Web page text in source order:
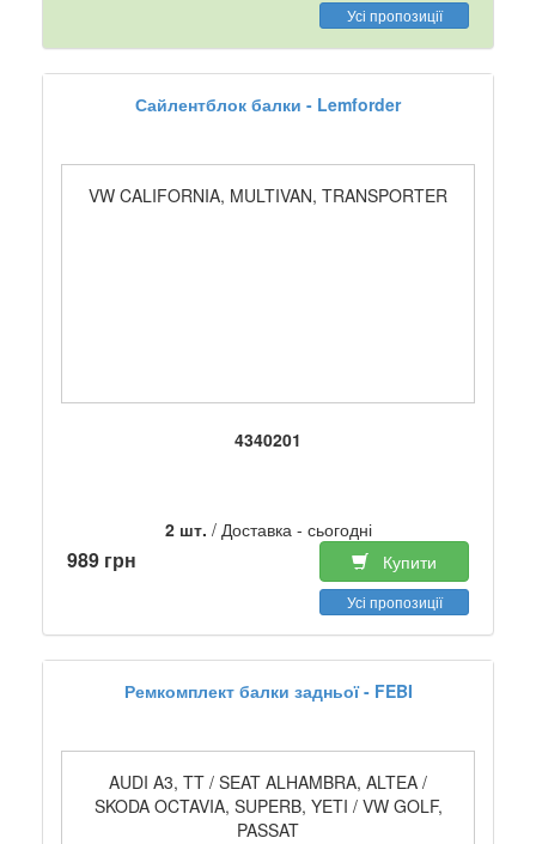
Усі пропозиції
Сайлентблок балки - Lemforder
VW CALIFORNIA, MULTIVAN, TRANSPORTER
4340201
2 шт. / Доставка - сьогодні
989 грн Купити
Усі пропозиції
Ремкомплект балки задньої - FEBI
AUDI A3, TT / SEAT ALHAMBRA, ALTEA /
SKODA OCTAVIA, SUPERB, YETI / VW GOLF,
PASSAT